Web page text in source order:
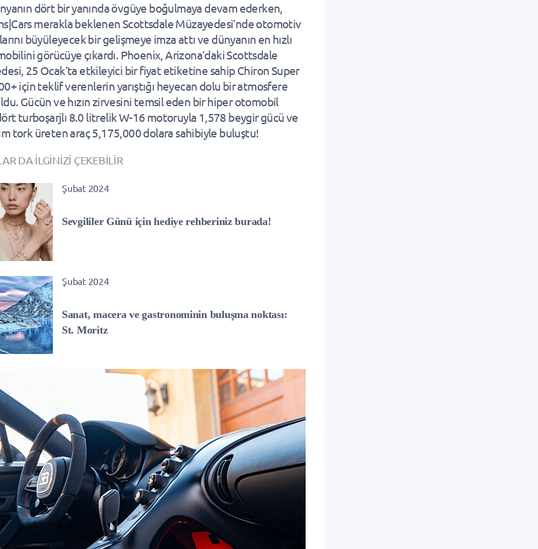
dört bir yanında övgüye boğulmaya devam ederken,
merakla beklenen Scottsdale Müzayedesi’nde otomotiv
büyüleyecek bir gelişmeye imza attı ve dünyanın en hızlı
görücüye çıkardı. Phoenix, Arizona’daki Scottsdale
25 Ocak’ta etkileyici bir fiyat etiketine sahip Chiron Super
için teklif verenlerin yarıştığı heyecan dolu bir atmosfere
Gücün ve hızın zirvesini temsil eden bir hiper otomobil
turboşarjlı 8.0 litrelik W-16 motoruyla 1,578 beygir gücü ve
tork üreten araç 5,175,000 dolara sahibiyle buluştu!
DA İLGİNİZİ ÇEKEBİLİR
Şubat 2024
Sevgililer Günü için hediye rehberiniz burada!
Şubat 2024
Sanat, macera ve gastronominin buluşma noktası:
St. Moritz